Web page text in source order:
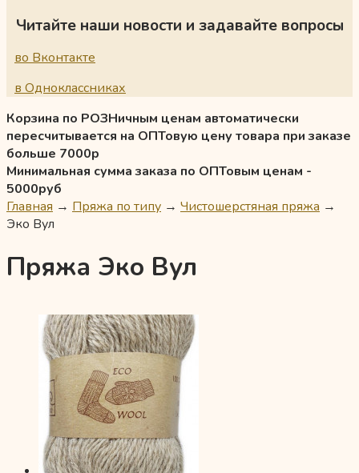
Читайте наши новости и задавайте вопросы
во Вконтакте
в Одноклассниках
Корзина по РОЗНичным ценам автоматически
пересчитывается на ОПТовую цену товара при заказе
больше 7000р
Минимальная сумма заказа по ОПТовым ценам -
5000руб
Главная → Пряжа по типу → Чистошерстяная пряжа →
Эко Вул
Пряжа Эко Вул